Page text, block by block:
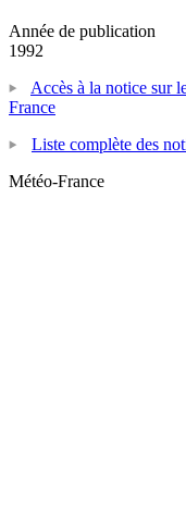
Année de publication
1992
Accès à la notice sur
France
Liste complète des
Météo-France